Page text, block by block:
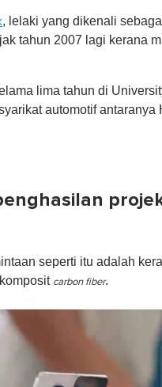
, lelaki yang dikenali
tahun 2007 lagi kerana
lima tahun di
automotif
seperti itu adalah
carbon fiber.